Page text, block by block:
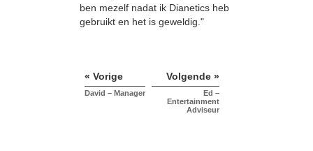
ben mezelf nadat ik Dianetics heb
gebruikt en het is geweldig."
« Vorige
David – Manager
Volgende »
Ed –
Entertainment
Adviseur